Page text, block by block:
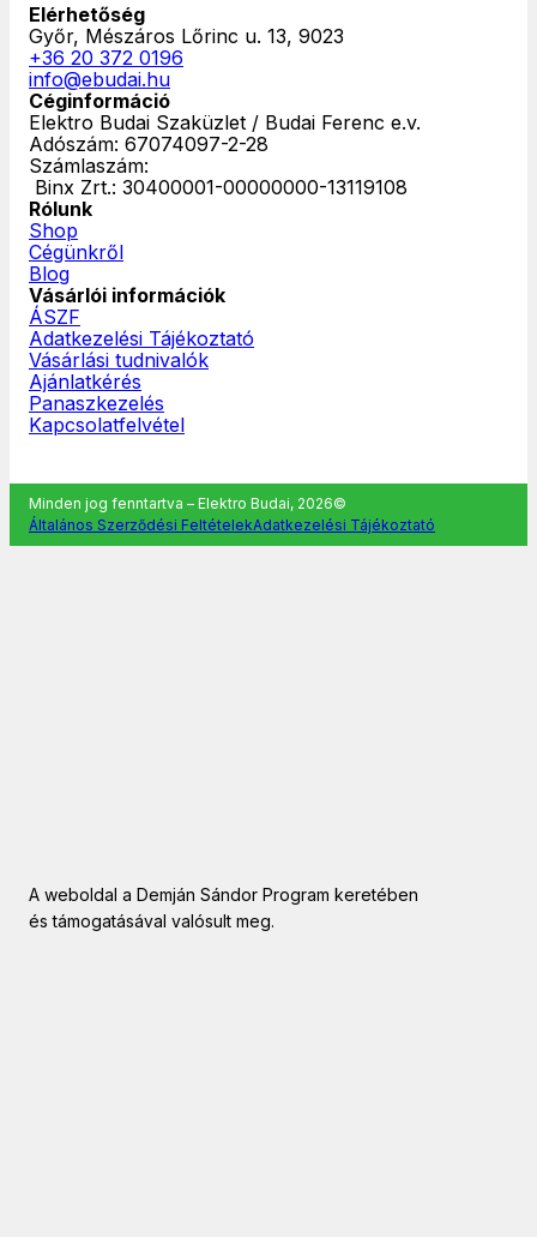
Elérhetőség
Győr, Mészáros Lőrinc u. 13, 9023
+36 20 372 0196
info@ebudai.hu
Céginformáció
Elektro Budai Szaküzlet / Budai Ferenc e.v.
Adószám: 67074097-2-28
Számlaszám:
‎ Binx Zrt.: 30400001-00000000-13119108
Rólunk
Shop
Cégünkről
Blog
Vásárlói információk
ÁSZF
Adatkezelési Tájékoztató
Vásárlási tudnivalók
Ajánlatkérés
Panaszkezelés
Kapcsolatfelvétel
Minden jog fenntartva – Elektro Budai, 2026©
Általános Szerződési FeltételekAdatkezelési Tájékoztató
A weboldal a Demján Sándor Program keretében
és támogatásával valósult meg.